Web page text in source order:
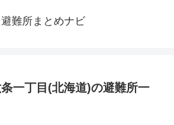
避難所まとめナビ
一丁目(北海道)の避難所一